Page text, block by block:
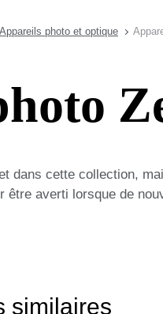
Appareils photo et optique
dans cette collection,
averti lorsque de
similaires